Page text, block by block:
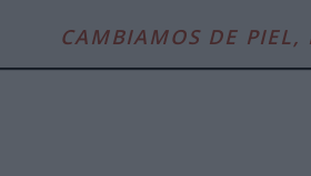
CAMBIAMOS DE PIEL,